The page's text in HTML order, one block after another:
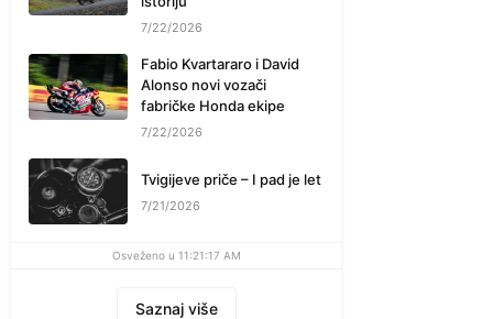
7/22/2026
Fabio Kvartararo i David
Alonso novi vozači
fabričke Honda ekipe
7/22/2026
Tvigijeve priče – I pad je let
7/21/2026
Osveženo u 11:21:17 AM
Saznaj više